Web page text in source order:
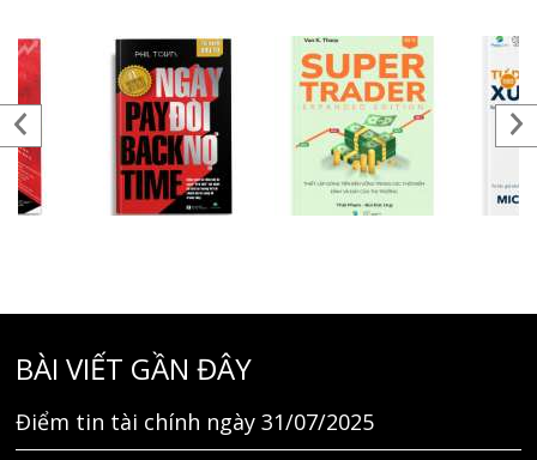
BÀI VIẾT GẦN ĐÂY
Điểm tin tài chính ngày 31/07/2025